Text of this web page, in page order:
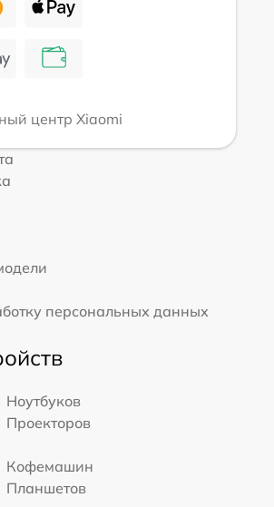
центр Xiaomi
персональных данных
Ноутбуков
Проекторов
Кофемашин
Планшетов